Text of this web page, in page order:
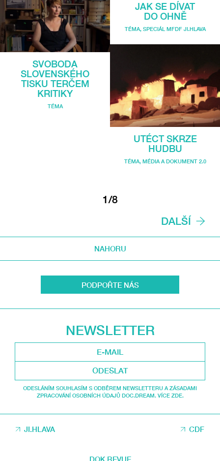
SVOBODA
SLOVENSKÉHO
TISKU TERČEM
KRITIKY
TÉMA
JAK SE DÍVAT
DO OHNĚ
TÉMA, SPECIÁL MFDF JI.HLAVA
UTÉCT SKRZE
HUDBU
TÉMA, MÉDIA A DOKUMENT 2.0
1/8
DALŠÍ
NAHORU
PODPOŘTE NÁS
NEWSLETTER
ODESLAT
ODESLÁNÍM SOUHLASÍM S ODBĚREM NEWSLETTERU A ZÁSADAMI
ZPRACOVÁNÍ OSOBNÍCH ÚDAJŮ DOC.DREAM. VÍCE ZDE.
JI.HLAVA CDF
DOK.REVUE